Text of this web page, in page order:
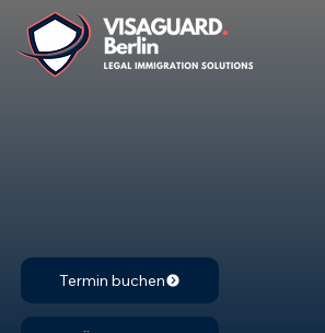
Termin buchen